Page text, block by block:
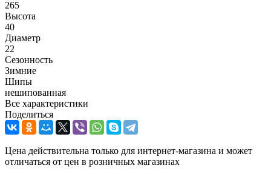
265
Высота
40
Диаметр
22
Сезонность
Зимние
Шипы
нешипованная
Все характеристики
Поделиться
Цена действительна только для интернет-магазина и может
отличаться от цен в розничных магазинах